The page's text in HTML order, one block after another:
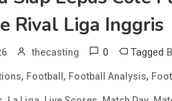
Rival Liga Inggris
thecasting 0 Tagged
, Football , Football Analysis,